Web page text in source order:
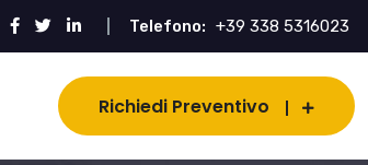
Telefono: +39 338 5316023
Richiedi Preventivo